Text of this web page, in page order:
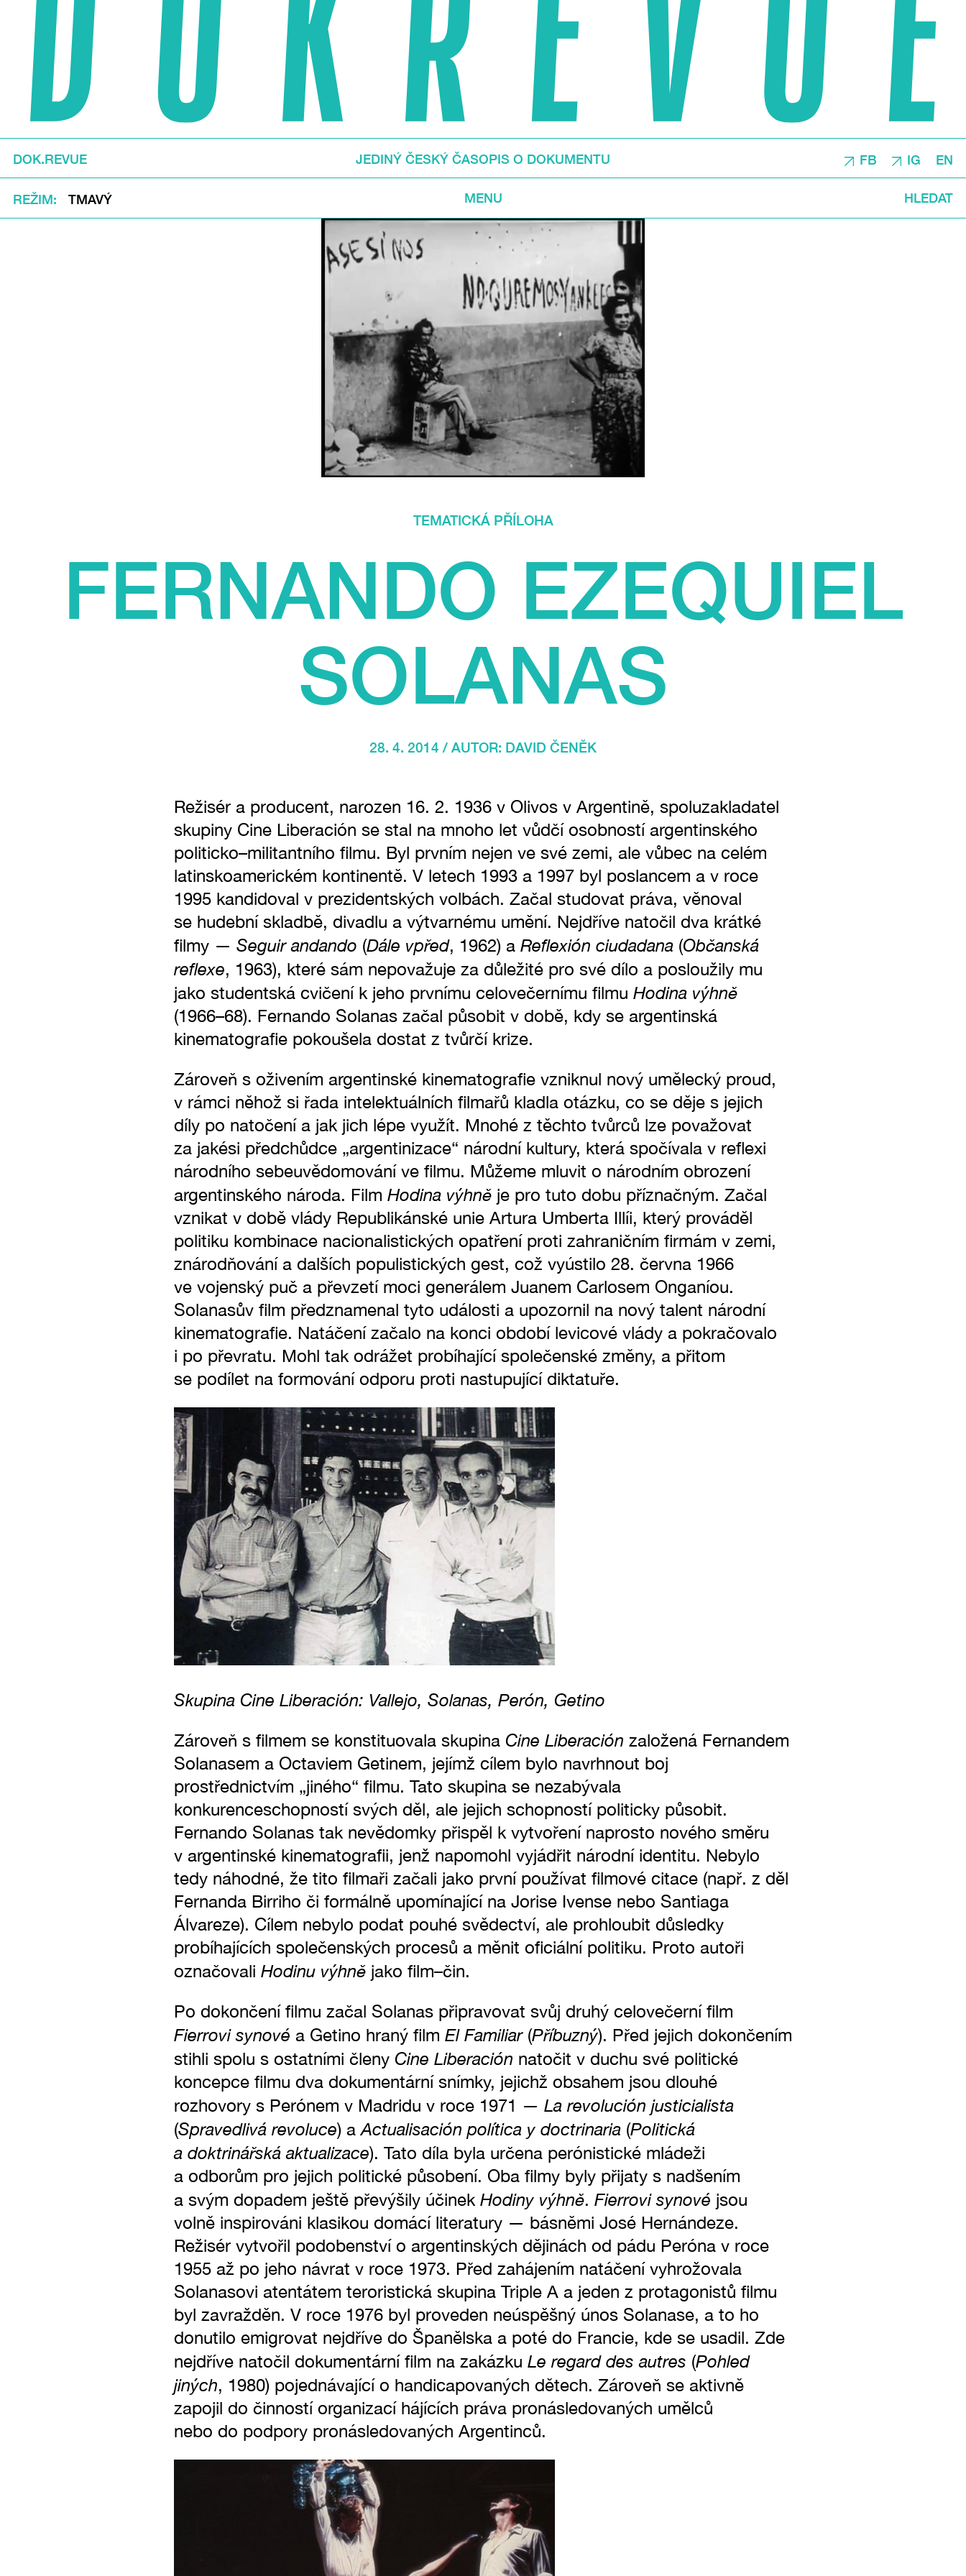
DOK.REVUE JEDINÝ ČESKÝ ČASOPIS O DOKUMENTU FB IG EN
REŽIM TMAVÝ MENU HLEDAT
TEMATICKÁ PŘÍLOHA
FERNANDO EZEQUIEL
SOLANAS
28. 4. 2014 / AUTOR: DAVID ČENĚK
Režisér a producent, narozen 16. 2. 1936 v Olivos v Argentině, spoluzakladatel
skupiny Cine Liberación se stal na mnoho let vůdčí osobností argentinského
politicko–militantního filmu. Byl prvním nejen ve své zemi, ale vůbec na celém
latinskoamerickém kontinentě. V letech 1993 a 1997 byl poslancem a v roce
1995 kandidoval v prezidentských volbách. Začal studovat práva, věnoval
se hudební skladbě, divadlu a výtvarnému umění. Nejdříve natočil dva krátké
filmy — Seguir andando (Dále vpřed, 1962) a Reflexión ciudadana(Občanská
reflexe, 1963), které sám nepovažuje za důležité pro své dílo a posloužily mu
jako studentská cvičení k jeho prvnímu celovečernímu filmu Hodina výhně
(1966–68). Fernando Solanas začal působit v době, kdy se argentinská
kinematografie pokoušela dostat z tvůrčí krize.
Zároveň s oživením argentinské kinematografie vzniknul nový umělecký proud,
v rámci něhož si řada intelektuálních filmařů kladla otázku, co se děje s jejich
díly po natočení a jak jich lépe využít. Mnohé z těchto tvůrců lze považovat
za jakési předchůdce „argentinizace“ národní kultury, která spočívala v reflexi
národního sebeuvědomování ve filmu. Můžeme mluvit o národním obrození
argentinského národa. Film Hodina výhněje pro tuto dobu příznačným. Začal
vznikat v době vlády Republikánské unie Artura Umberta Illíi, který prováděl
politiku kombinace nacionalistických opatření proti zahraničním firmám v zemi,
znárodňování a dalších populistických gest, což vyústilo 28. června 1966
ve vojenský puč a převzetí moci generálem Juanem Carlosem Onganíou.
Solanasův film předznamenal tyto události a upozornil na nový talent národní
kinematografie. Natáčení začalo na konci období levicové vlády a pokračovalo
i po převratu. Mohl tak odrážet probíhající společenské změny, a přitom
se podílet na formování odporu proti nastupující diktatuře.
Skupina Cine Liberación: Vallejo, Solanas, Perón, Getino
Zároveň s filmem se konstituovala skupina Cine Liberación založená Fernandem
Solanasem a Octaviem Getinem, jejímž cílem bylo navrhnout boj
prostřednictvím „jiného“ filmu. Tato skupina se nezabývala
konkurenceschopností svých děl, ale jejich schopností politicky působit.
Fernando Solanas tak nevědomky přispěl k vytvoření naprosto nového směru
v argentinské kinematografii, jenž napomohl vyjádřit národní identitu. Nebylo
tedy náhodné, že tito filmaři začali jako první používat filmové citace (např. z děl
Fernanda Birriho či formálně upomínající na Jorise Ivense nebo Santiaga
Álvareze). Cílem nebylo podat pouhé svědectví, ale prohloubit důsledky
probíhajících společenských procesů a měnit oficiální politiku. Proto autoři
označovali Hodinu výhnějako film–čin.
Po dokončení filmu začal Solanas připravovat svůj druhý celovečerní film
Fierrovi synové a Getino hraný film El Familiar(Příbuzný). Před jejich dokončením
stihli spolu s ostatními členy Cine Liberación natočit v duchu své politické
koncepce filmu dva dokumentární snímky, jejichž obsahem jsou dlouhé
rozhovory s Perónem v Madridu v roce 1971 — La revolución justicialista
(Spravedlivá revoluce) aActualisación política y doctrinaria(Politická
a doktrinářská aktualizace). Tato díla byla určena perónistické mládeži
a odborům pro jejich politické působení. Oba filmy byly přijaty s nadšením
a svým dopadem ještě převýšily účinek Hodiny výhně. Fierrovi synové jsou
volně inspirováni klasikou domácí literatury — básněmi José Hernándeze.
Režisér vytvořil podobenství o argentinských dějinách od pádu Peróna v roce
1955 až po jeho návrat v roce 1973. Před zahájením natáčení vyhrožovala
Solanasovi atentátem teroristická skupina Triple A a jeden z protagonistů filmu
byl zavražděn. V roce 1976 byl proveden neúspěšný únos Solanase, a to ho
donutilo emigrovat nejdříve do Španělska a poté do Francie, kde se usadil. Zde
nejdříve natočil dokumentární film na zakázku Le regard des autres (Pohled
jiných, 1980) pojednávající o handicapovaných dětech. Zároveň se aktivně
zapojil do činností organizací hájících práva pronásledovaných umělců
nebo do podpory pronásledovaných Argentinců.